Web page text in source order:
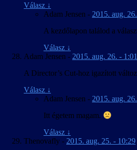
Válasz ↓
Adam Jensen - 2015. aug.
A kezdőlapon találod a
Válasz ↓
Adam Jensen - 2015. aug. 26. - 1:01
A Director’s Cut-hoz igazított
Válasz ↓
Adam Jensen - 2015. aug.
Itt égetem magam.
Válasz ↓
Thenovafly - 2015. aug. 25. - 10:29